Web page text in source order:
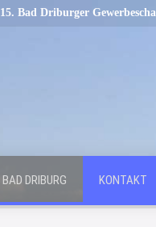
15. Bad Driburger
BAD DRIBURG KONTAKT